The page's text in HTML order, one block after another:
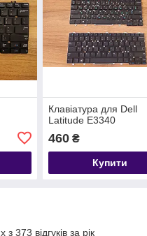
Клавіатура для Dell
Latitude E3340
460₴
Купити
373 відгуків за рік